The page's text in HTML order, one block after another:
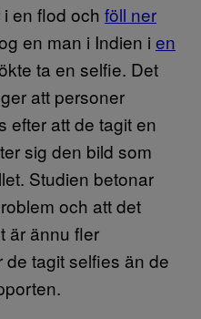
en flod och föll ner
en man i Indien i en
ta en selfie. Det
att personer
efter att de tagit en
sig den bild som
Studien betonar
och att det
är ännu fler
tagit selfies än de